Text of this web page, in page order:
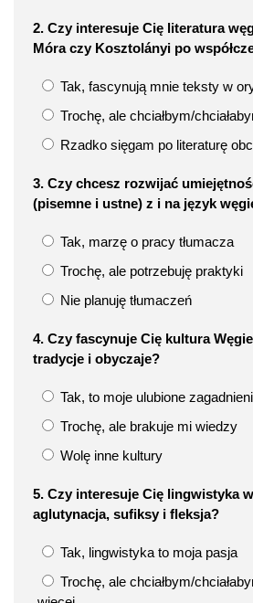
2. Czy interesuje Cię literatura
Móra czy Kosztolányi po
Tak, fascynują mnie teksty w
Trochę, ale chciałbym/
Rzadko sięgam po literaturę
3. Czy chcesz rozwijać
(pisemne i ustne) z i na język
Tak, marzę o pracy tłumacza
Trochę, ale potrzebuję praktyki
Nie planuję tłumaczeń
4. Czy fascynuje Cię kultura
tradycje i obyczaje?
Tak, to moje ulubione
Trochę, ale brakuje mi wiedzy
Wolę inne kultury
5. Czy interesuje Cię lingwistyka
aglutynacja, sufiksy i fleksja?
Tak, lingwistyka to moja pasja
Trochę, ale chciałbym/